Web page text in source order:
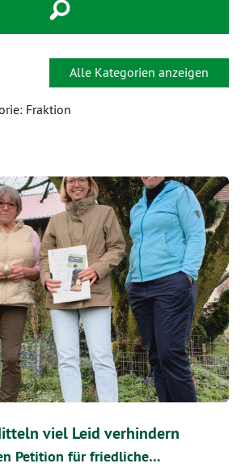
Alle Kategorien anzeigen
Fraktion
viel Leid verhindern
Petition für friedliche…